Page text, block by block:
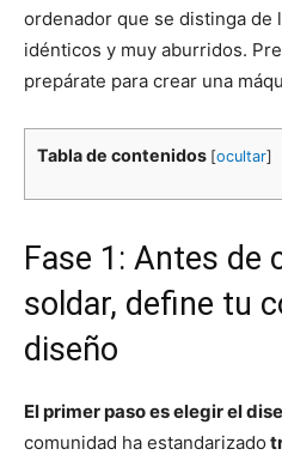
ordenador que se distinga de
idénticos y muy aburridos.
prepárate para crear una
Tabla de contenidos [ocultar]
Fase 1: Antes de
soldar, define tu
diseño
El primer paso es elegir el
comunidad ha estandarizado